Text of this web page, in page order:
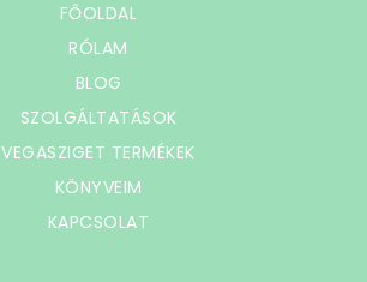
FŐOLDAL
RÓLAM
BLOG
SZOLGÁLTATÁSOK
VEGASZIGET TERMÉKEK
KÖNYVEIM
KAPCSOLAT